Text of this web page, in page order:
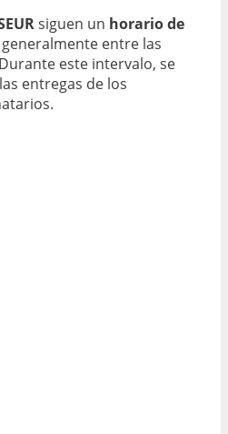
siguen un horario de
entre las
este intervalo, se
entregas de los